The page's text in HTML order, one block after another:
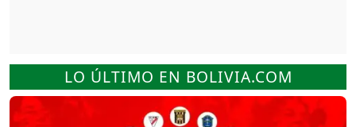
LO ÚLTIMO EN BOLIVIA.COM